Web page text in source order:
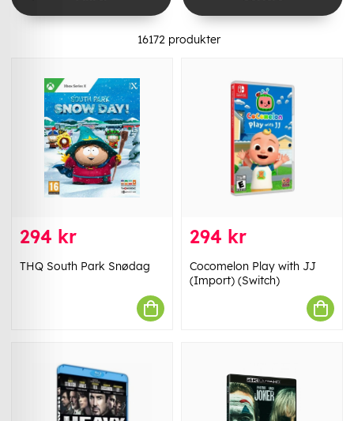
16172produkter
294 kr
THQ South Park Snødag
294 kr
Cocomelon Play with JJ
(Import) (Switch)